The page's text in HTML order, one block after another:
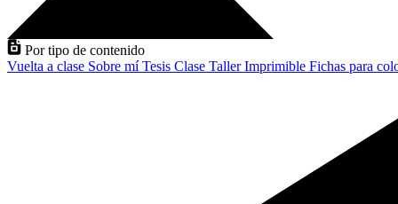
Por tipo de contenido
Vuelta a clase Sobre míTesis Clase TallerImprimible Fichas para